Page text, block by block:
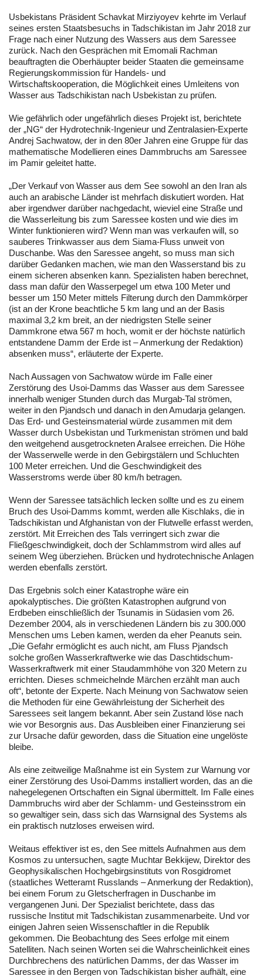
Usbekistans Präsident Schavkat Mirziyoyev kehrte im Verlauf
seines ersten Staatsbesuchs in Tadschikistan im Jahr 2018 zur
Frage nach einer Nutzung des Wassers aus dem Saressee
zurück. Nach den Gesprächen mit Emomali Rachman
beauftragten die Oberhäupter beider Staaten die gemeinsame
Regierungskommission für Handels- und
Wirtschaftskooperation, die Möglichkeit eines Umleitens von
Wasser aus Tadschikistan nach Usbekistan zu prüfen.
Wie gefährlich oder ungefährlich dieses Projekt ist, berichtete
der „NG“ der Hydrotechnik-Ingenieur und Zentralasien-Experte
Andrej Sachwatow, der in den 80er Jahren eine Gruppe für das
mathematische Modellieren eines Dammbruchs am Saressee
im Pamir geleitet hatte.
„Der Verkauf von Wasser aus dem See sowohl an den Iran als
auch an arabische Länder ist mehrfach diskutiert worden. Hat
aber irgendwer darüber nachgedacht, wieviel eine Straße und
die Wasserleitung bis zum Saressee kosten und wie dies im
Winter funktionieren wird? Wenn man was verkaufen will, so
sauberes Trinkwasser aus dem Siama-Fluss unweit von
Duschanbe. Was den Saressee angeht, so muss man sich
darüber Gedanken machen, wie man den Wasserstand bis zu
einem sicheren absenken kann. Spezialisten haben berechnet,
dass man dafür den Wasserpegel um etwa 100 Meter und
besser um 150 Meter mittels Filterung durch den Dammkörper
(ist an der Krone beachtliche 5 km lang und an der Basis
maximal 3,2 km breit, an der niedrigsten Stelle seiner
Dammkrone etwa 567 m hoch, womit er der höchste natürlich
entstandene Damm der Erde ist – Anmerkung der Redaktion)
absenken muss“, erläuterte der Experte.
Nach Aussagen von Sachwatow würde im Falle einer
Zerstörung des Usoi-Damms das Wasser aus dem Saressee
innerhalb weniger Stunden durch das Murgab-Tal strömen,
weiter in den Pjandsch und danach in den Amudarja gelangen.
Das Erd- und Gesteinsmaterial würde zusammen mit dem
Wasser durch Usbekistan und Turkmenistan strömen und bald
den weitgehend ausgetrockneten Aralsee erreichen. Die Höhe
der Wasserwelle werde in den Gebirgstälern und Schluchten
100 Meter erreichen. Und die Geschwindigkeit des
Wasserstroms werde über 80 km/h betragen.
Wenn der Saressee tatsächlich lecken sollte und es zu einem
Bruch des Usoi-Damms kommt, werden alle Kischlaks, die in
Tadschikistan und Afghanistan von der Flutwelle erfasst werden,
zerstört. Mit Erreichen des Tals verringert sich zwar die
Fließgeschwindigkeit, doch der Schlammstrom wird alles auf
seinem Weg überziehen. Brücken und hydrotechnische Anlagen
werden ebenfalls zerstört.
Das Ergebnis solch einer Katastrophe wäre ein
apokalyptisches. Die größten Katastrophen aufgrund von
Erdbeben einschließlich der Tsunamis in Südasien vom 26.
Dezember 2004, als in verschiedenen Ländern bis zu 300.000
Menschen ums Leben kamen, werden da eher Peanuts sein.
„Die Gefahr ermöglicht es auch nicht, am Fluss Pjandsch
solche großen Wasserkraftwerke wie das Daschtidschum-
Wasserkraftwerk mit einer Staudammhöhe von 320 Metern zu
errichten. Dieses schmeichelnde Märchen erzählt man auch
oft“, betonte der Experte. Nach Meinung von Sachwatow seien
die Methoden für eine Gewährleistung der Sicherheit des
Saressees seit langem bekannt. Aber sein Zustand löse nach
wie vor Besorgnis aus. Das Ausbleiben einer Finanzierung sei
zur Ursache dafür geworden, dass die Situation eine ungelöste
bleibe.
Als eine zeitweilige Maßnahme ist ein System zur Warnung vor
einer Zerstörung des Usoi-Damms installiert worden, das an die
nahegelegenen Ortschaften ein Signal übermittelt. Im Falle eines
Dammbruchs wird aber der Schlamm- und Gesteinsstrom ein
so gewaltiger sein, dass sich das Warnsignal des Systems als
ein praktisch nutzloses erweisen wird.
Weitaus effektiver ist es, den See mittels Aufnahmen aus dem
Kosmos zu untersuchen, sagte Muchtar Bekkijew, Direktor des
Geophysikalischen Hochgebirgsinstituts von Rosgidromet
(staatliches Wetteramt Russlands – Anmerkung der Redaktion),
bei einem Forum zu Gletscherfragen in Duschanbe im
vergangenen Juni. Der Spezialist berichtete, dass das
russische Institut mit Tadschikistan zusammenarbeite. Und vor
einigen Jahren seien Wissenschaftler in die Republik
gekommen. Die Beobachtung des Sees erfolge mit einem
Satelliten. Nach seinen Worten sei die Wahrscheinlichkeit eines
Durchbrechens des natürlichen Damms, der das Wasser im
Saressee in den Bergen von Tadschikistan bisher aufhält, eine